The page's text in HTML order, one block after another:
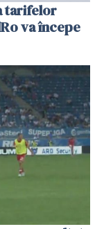
tarifelor
va începe